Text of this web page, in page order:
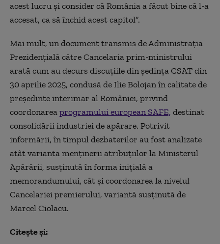
acest lucru și consider că România a făcut bine că l-a
accesat, ca să închid acest capitol”.
Mai mult, un document transmis de Administrația
Prezidențială către Cancelaria prim-ministrului
arată cum au decurs discuțiile din ședința CSAT din
30 aprilie 2025, condusă de Ilie Bolojan în calitate de
președinte interimar al României, privind
coordonareaprogramului european SAFE, destinat
consolidării industriei de apărare. Potrivit
informării, în timpul dezbaterilor au fost analizate
atât varianta menținerii atribuțiilor la Ministerul
Apărării, susținută în forma inițială a
memorandumului, cât și coordonarea la nivelul
Cancelariei premierului, variantă susținută de
Marcel Ciolacu.
Citește și: